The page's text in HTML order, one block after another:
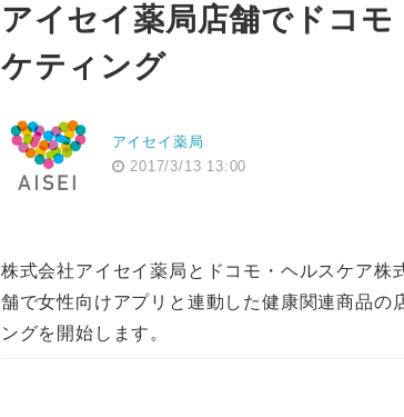
アイセイ薬局店舗でドコ
ケティング
アイセイ薬局
2017/3/13 13:00
株式会社アイセイ薬局とドコモ・ヘルスケア
舗で女性向けアプリと連動した健康関連商品の
ングを開始します。